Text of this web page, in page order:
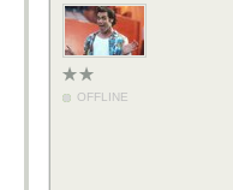
OFFLINE